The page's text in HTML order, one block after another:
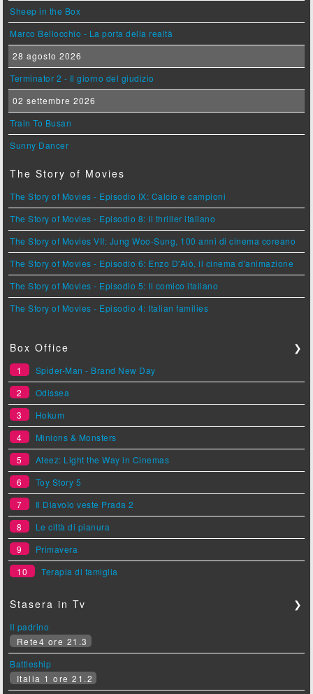
Sheep in the Box
Marco Bellocchio - La porta della realtà
28 agosto 2026
Terminator 2 - Il giorno del giudizio
02 settembre 2026
Train To Busan
Sunny Dancer
The Story of Movies
The Story of Movies - Episodio IX: Calcio e campioni
The Story of Movies - Episodio 8: Il thriller italiano
The Story of Movies VII: Jung Woo-Sung, 100 anni di cinema coreano
The Story of Movies - Episodio 6: Enzo D'Alò, il cinema d'animazione
The Story of Movies - Episodio 5: Il comico italiano
The Story of Movies - Episodio 4: Italian families
Box Office ❯
1
Spider-Man - Brand New Day
2
Odissea
3
Hokum
4
Minions & Monsters
5
Ateez: Light the Way in Cinemas
6
Toy Story 5
7
Il Diavolo veste Prada 2
8
Le città di pianura
9
Primavera
10
Terapia di famiglia
Stasera in Tv ❯
Il padrino
Rete4 ore 21.3
Battleship
Italia 1 ore 21.2